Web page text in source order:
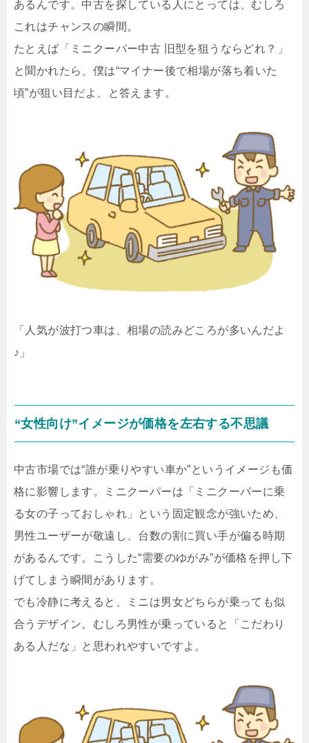
あるんです。中古を探している人にとっては、むしろ
これはチャンスの瞬間。
たとえば「ミニクーパー中古 旧型を狙うならどれ？」
と聞かれたら、僕は“マイナー後で相場が落ち着いた
頃”が狙い目だよ、と答えます。
「人気が波打つ車は、相場の読みどころが多いんだよ
♪」
“女性向け”イメージが価格を左右する不思議
中古市場では“誰が乗りやすい車か”というイメージも価
格に影響します。ミニクーパーは「ミニクーパーに乗
る女の子っておしゃれ」という固定観念が強いため、
男性ユーザーが敬遠し、台数の割に買い手が偏る時期
があるんです。こうした“需要のゆがみ”が価格を押し下
げてしまう瞬間があります。
でも冷静に考えると、ミニは男女どちらが乗っても似
合うデザイン。むしろ男性が乗っていると「こだわり
ある人だな」と思われやすいですよ。